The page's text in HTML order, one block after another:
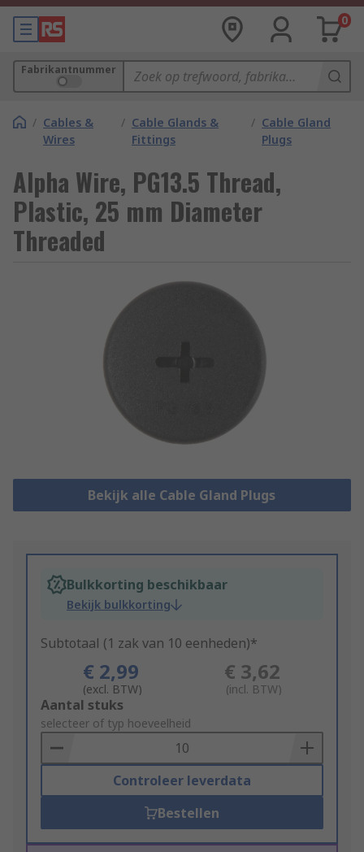
0
Fabrikantnummer
/ Cables &
Wires
/ Cable Glands &
Fittings
/ Cable Gland
Plugs
Alpha Wire, PG13.5 Thread,
Plastic, 25 mm Diameter
Threaded
Bekijk alle Cable Gland Plugs
Bulkkorting beschikbaar
Bekijk bulkkorting
Subtotaal (1 zak van 10 eenheden)*
€ 2,99
(excl. BTW)
€ 3,62
(incl. BTW)
Add
to
Basket
Aantal stuks
selecteer of typ hoeveelheid
Controleer leverdata
Bestellen